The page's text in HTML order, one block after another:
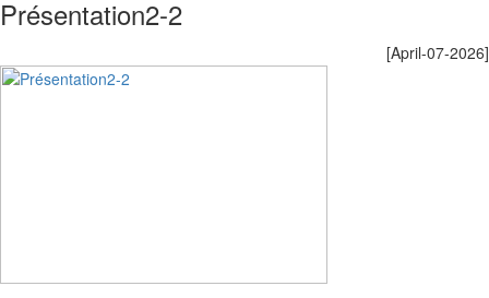
Présentation2-2
[April-07-2026]